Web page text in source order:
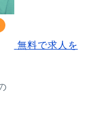
無料で求人を